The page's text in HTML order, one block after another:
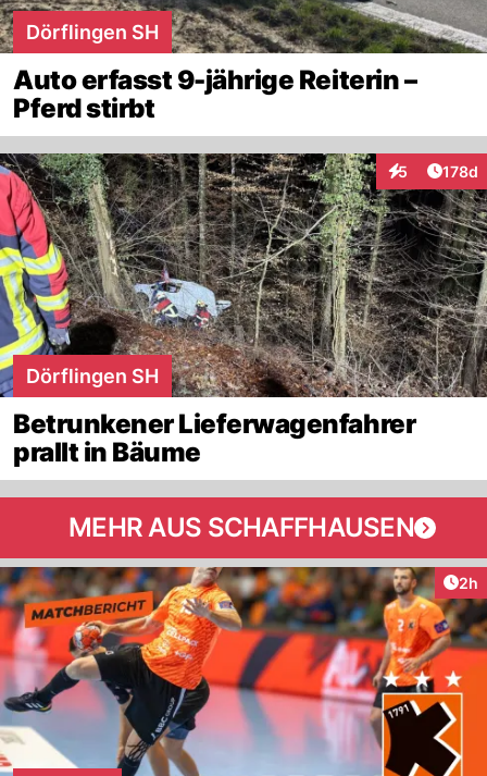
Dörflingen SH
Auto erfasst 9-jährige Reiterin –
Pferd stirbt
5
Interaktionen
178d
Dörflingen SH
Betrunkener Lieferwagenfahrer
prallt in Bäume
MEHR AUS SCHAFFHAUSEN
2h